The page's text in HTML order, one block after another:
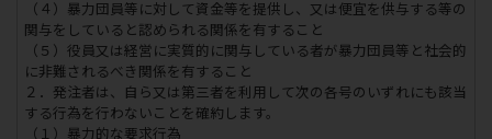
（４）暴力団員等に対して資金等を提供し、又は便宜を供与する等の
関与をしていると認められる関係を有すること
（５）役員又は経営に実質的に関与している者が暴力団員等と社会的
に非難されるべき関係を有すること
２．発注者は、自ら又は第三者を利用して次の各号のいずれにも該当
する行為を行わないことを確約します。
（１）暴力的な要求行為